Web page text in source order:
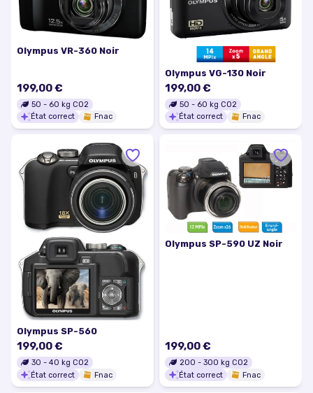
199,00 €
-60kg CO2
État correct
Fnac
199,00 €
50-60
kg CO2
État correct
Fnac
Olympus VR-360 Noir
199,00 €
60kg CO2
État correct
Fnac
Olympus VG-130 Noir
199,00 €
50-60kg CO2
État correct
Fnac
Olympus SP-590 UZ Noir